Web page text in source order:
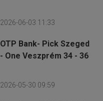
2026-06-03 11:33
OTP Bank- Pick Szeged
- One Veszprém 34 - 36
2026-05-30 09:59